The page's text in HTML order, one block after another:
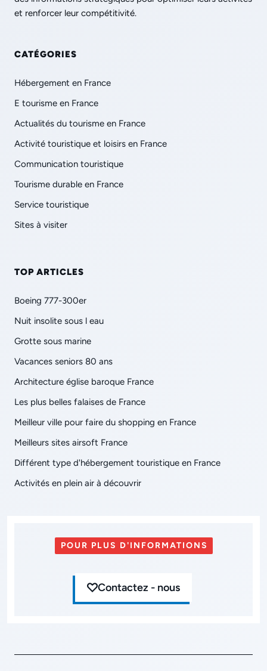
et renforcer leur compétitivité.
CATÉGORIES
Hébergement en France
E tourisme en France
Actualités du tourisme en France
Activité touristique et loisirs en France
Communication touristique
Tourisme durable en France
Service touristique
Sites à visiter
TOP ARTICLES
Boeing 777-300er
Nuit insolite sous l eau
Grotte sous marine
Vacances seniors 80 ans
Architecture église baroque France
Les plus belles falaises de France
Meilleur ville pour faire du shopping en France
Meilleurs sites airsoft France
Différent type d'hébergement touristique en France
Activités en plein air à découvrir
POUR PLUS D'INFORMATIONS
Contactez - nous